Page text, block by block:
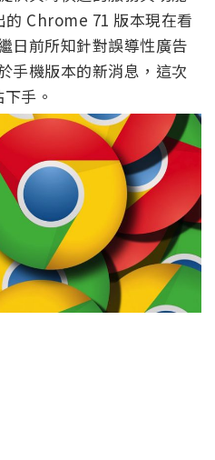
的 Chrome 71 版本現在看
日前所知針對誤導性廣告
手機版本的新消息，這次
手。